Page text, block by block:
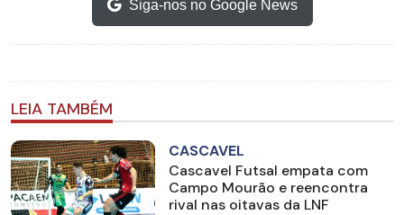
Siga-nos no Google News
LEIA TAMBÉM
CASCAVEL
Cascavel Futsal empata com
Campo Mourão e reencontra
rival nas oitavas da LNF